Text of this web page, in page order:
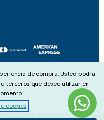
2026
con:
de compra. Usted podrá
terceros que desee utilizar en
cookies